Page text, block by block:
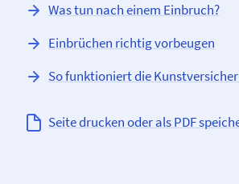
Was tun nach einem Einbruch?
Einbrüchen richtig vorbeugen
So funktioniert die
Seite drucken oder als PDF